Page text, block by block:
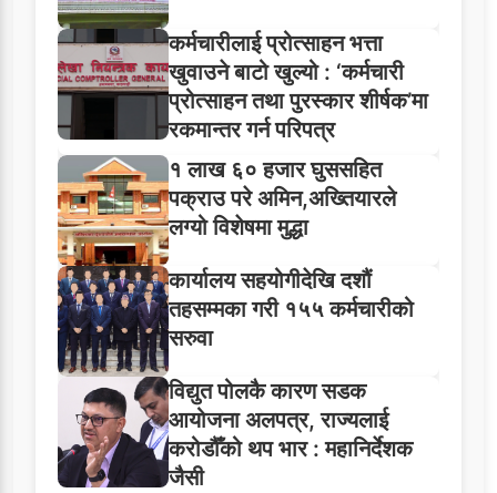
कर्मचारीलाई प्रोत्साहन भत्ता
खुवाउने बाटो खुल्यो : ‘कर्मचारी
प्रोत्साहन तथा पुरस्कार शीर्षक’मा
रकमान्तर गर्न परिपत्र
१ लाख ६० हजार घुससहित
पक्राउ परे अमिन,अख्तियारले
लग्यो विशेषमा मुद्धा
कार्यालय सहयोगीदेखि दशौं
तहसम्मका गरी १५५ कर्मचारीको
सरुवा
विद्युत पोलकै कारण सडक
आयोजना अलपत्र, राज्यलाई
करोडौँको थप भार : महानिर्देशक
जैसी